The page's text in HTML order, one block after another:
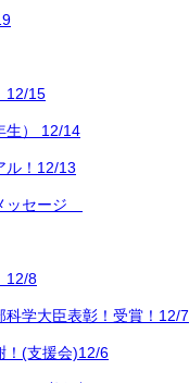
12/15
生） 12/14
！12/13
ッセージ
12/8
学大臣表彰！受賞！12/7
！(支援会)12/6